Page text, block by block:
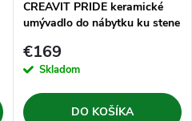
CREAVIT PRIDE keramické
umývadlo do nábytku ku stene
batériu, biela
€169
Skladom
DO KOŠÍKA